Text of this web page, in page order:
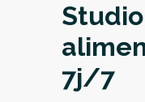
7j/7